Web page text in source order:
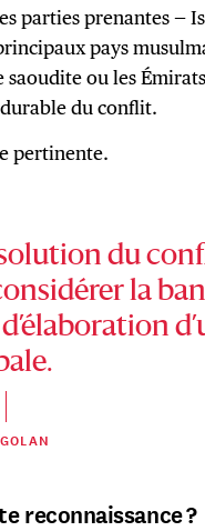
parties prenantes —
pays
saoudite ou les
du conflit.
pertinente.
du
la
reconnaissance ?